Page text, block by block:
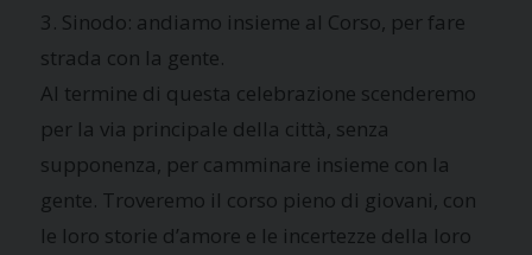
3. Sinodo: andiamo insieme al Corso, per fare
strada con la gente.
Al termine di questa celebrazione scenderemo
per la via principale della città, senza
supponenza, per camminare insieme con la
gente. Troveremo il corso pieno di giovani, con
le loro storie d’amore e le incertezze della loro